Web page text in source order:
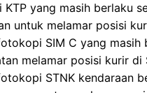
KTP yang masih berlaku
untuk melamar posisi
SIM C yang
melamar posisi kurir di
STNK kendaraan